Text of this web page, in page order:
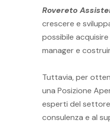
Rovereto
crescere e
possibile
manager e
Tuttavia, per
una Posizione
esperti del
consulenza e al